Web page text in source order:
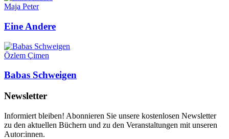
Maja Peter
Eine Andere
Özlem Çimen
Babas Schweigen
Newsletter
Informiert bleiben! Abonnieren Sie unsere kostenlosen Newsletter
zu den aktuellen Büchern und zu den Veranstaltungen mit unseren
Autor:innen.